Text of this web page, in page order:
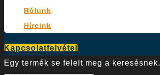
Rólunk
Híreink
Kapcsolatfelvétel
Egy termék se felelt meg a keresésnek.